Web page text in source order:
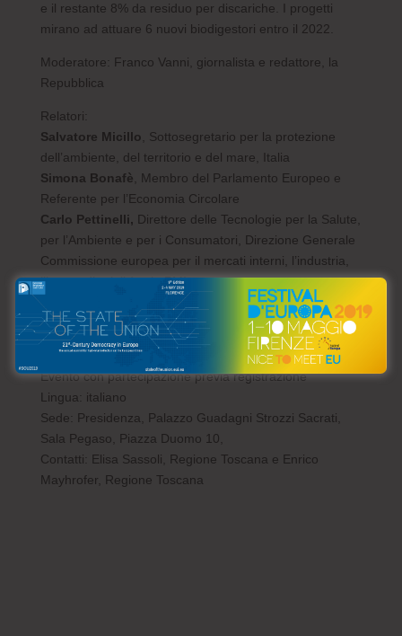
e il restante 8% da residuo per discariche. I progetti
mirano ad attuare 6 nuovi biodigestori entro il 2022.
Moderatore: Franco Vanni, giornalista e redattore, la
Repubblica
Relatori:
Salvatore Micillo , Sottosegretario per la protezione
dell’ambiente, del territorio e del mare, Italia
Simona Bonafè , Membro del Parlamento Europeo e
Referente per l’Economia Circolare
Carlo Pettinelli, Direttore delle Tecnologie per la Salute,
per l’Ambiente e per i Consumatori, Direzione Generale
Commissione europea per il mercati interni, l’industria,
l’imprenditorialità e le PMI
i, Presidente della Regione Toscana
Giulia Deidda, Sindaco di Santa Croce sull’Arno,
Toscana
Evento con partecipazione previa registrazione
Lingua: italiano
Sede: Presidenza, Palazzo Guadagni Strozzi Sacrati,
Sala Pegaso, Piazza Duomo 10,
Contatti: Elisa Sassoli, Regione Toscana e Enrico
Mayhrofer, Regione Toscana